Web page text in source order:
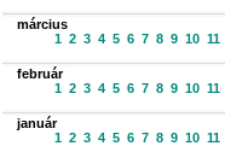
március
1 2 3 4 5 6 7 8 9 10 11
február
1 2 3 4 5 6 7 8 9 10 11
január
1 2 3 4 5 6 7 8 9 10 11